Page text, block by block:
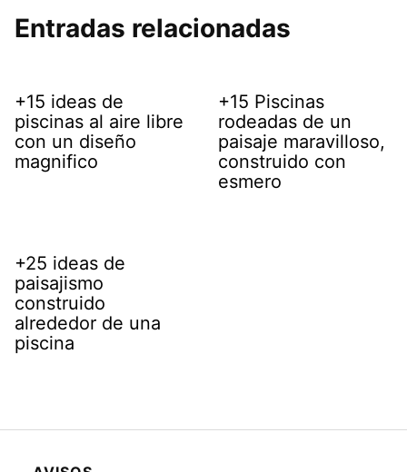
Entradas relacionadas
+15 ideas de
piscinas al aire libre
con un diseño
magnifico
+15 Piscinas
rodeadas de un
paisaje maravilloso,
construido con
esmero
+25 ideas de
paisajismo
construido
alrededor de una
piscina